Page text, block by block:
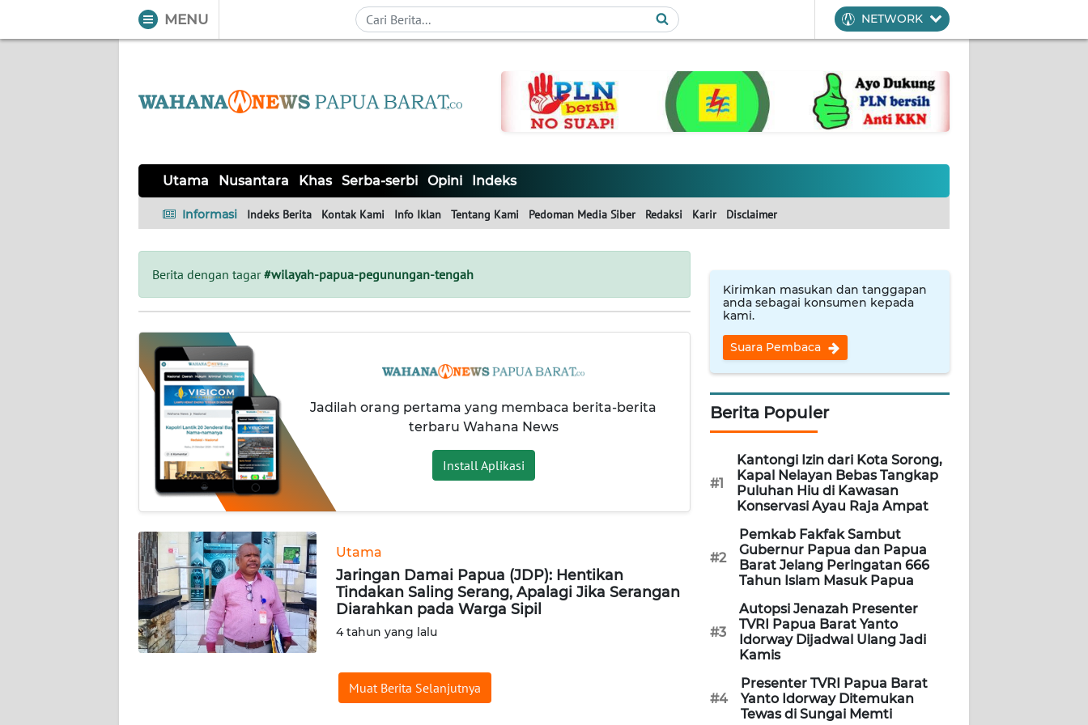
MENU NETWORK
Utama Nusantara Khas Serba-serbi Opini Indeks
Informasi Indeks Berita Kontak Kami Info Iklan Tentang Kami Pedoman Media Siber Redaksi Karir Disclaimer
Berita dengan tagar#wilayah-papua-pegunungan-tengah
Jadilah orang pertama yang membaca berita-berita
terbaru Wahana News
Install Aplikasi
Utama
Jaringan Damai Papua (JDP): Hentikan
Tindakan Saling Serang, Apalagi Jika Serangan
Diarahkan pada Warga Sipil
4 tahun yang lalu
Muat Berita Selanjutnya
Kirimkan masukan dan tanggapan
anda sebagai konsumen kepada
kami.
Suara Pembaca
Berita Populer
#1
Kantongi Izin dari Kota Sorong,
Kapal Nelayan Bebas Tangkap
Puluhan Hiu di Kawasan
Konservasi Ayau Raja Ampat
#2
Pemkab Fakfak Sambut
Gubernur Papua dan Papua
Barat Jelang Peringatan 666
Tahun Islam Masuk Papua
#3
Autopsi Jenazah Presenter
TVRI Papua Barat Yanto
Idorway Dijadwal Ulang Jadi
Kamis
#4
Presenter TVRI Papua Barat
Yanto Idorway Ditemukan
Tewas di Sungai Memti